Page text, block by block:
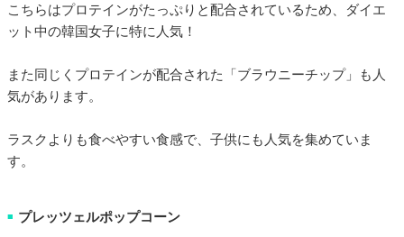
こちらはプロテインがたっぷりと配合されているため、ダイエ
ット中の韓国女子に特に人気！
また同じくプロテインが配合された「ブラウニーチップ」も人
気があります。
ラスクよりも食べやすい食感で、子供にも人気を集めていま
す。
■ プレッツェルポップコーン